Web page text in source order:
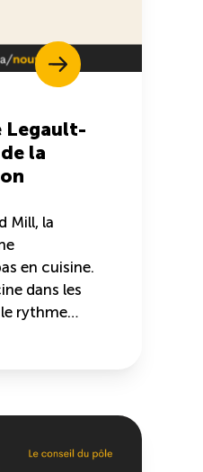
Legault-
la
Mill, la
en cuisine.
dans les
rythme…